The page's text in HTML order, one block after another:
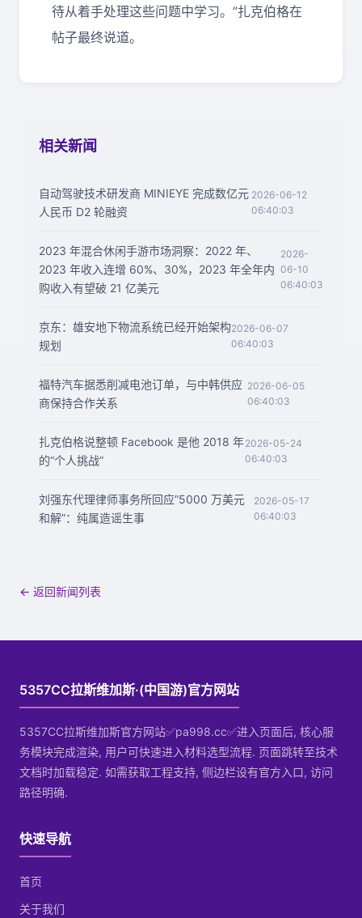
待从着手处理这些问题中学习。”扎克伯格在
帖子最终说道。
相关新闻
自动驾驶技术研发商 MINIEYE 完成数亿元
人民币 D2 轮融资
2026-06-12
06:40:03
2023 年混合休闲手游市场洞察：2022 年、
2023 年收入连增 60%、30%，2023 年全年内
购收入有望破 21 亿美元
2026-
06-10
06:40:03
京东：雄安地下物流系统已经开始架构
规划
2026-06-07
06:40:03
福特汽车据悉削减电池订单，与中韩供应
商保持合作关系
2026-06-05
06:40:03
扎克伯格说整顿 Facebook 是他 2018 年
的“个人挑战”
2026-05-24
06:40:03
刘强东代理律师事务所回应“5000 万美元
和解”：纯属造谣生事
2026-05-17
06:40:03
← 返回新闻列表
5357CC拉斯维加斯·(中国游)官方网站
5357CC拉斯维加斯官方网站✅pa998.cc✅进入页面后, 核心服
务模块完成渲染, 用户可快速进入材料选型流程. 页面跳转至技术
文档时加载稳定. 如需获取工程支持, 侧边栏设有官方入口, 访问
路径明确.
快速导航
首页
关于我们